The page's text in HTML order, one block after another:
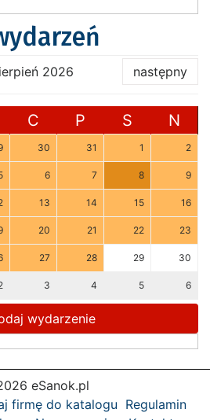
2026 następny
C P S N
30 31 1 2
6 7 8 9
13 14 15 16
20 21 22 23
27 28 29 30
3 4 5 6
wydarzenie
eSanok.pl
firmę do katalogu Regulamin